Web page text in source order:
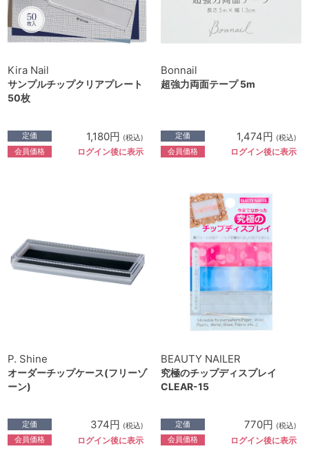
Kira Nail
サンプルチップクリアプレート
50枚
定価 1,180円 (税込)
会員価格 ログイン後に表示
Bonnail
超強力両面テープ 5m
定価 1,474円 (税込)
会員価格 ログイン後に表示
P. Shine
オーダーチップケース(フリーゾ
ーン)
定価 374円 (税込)
会員価格 ログイン後に表示
BEAUTY NAILER
究極のチップディスプレイ
CLEAR-15
定価 770円 (税込)
会員価格 ログイン後に表示